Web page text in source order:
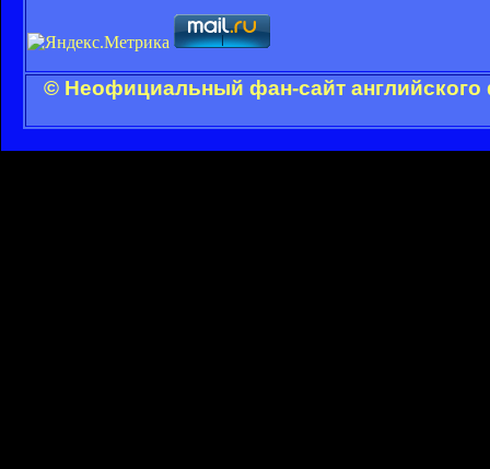
© Неофициальный фан-сайт английского